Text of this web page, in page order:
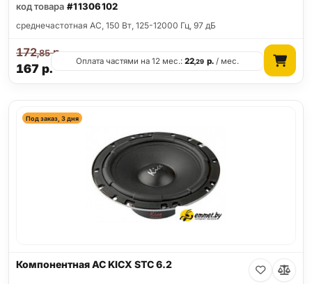
код товара #11306102
среднечастотная АС, 150 Вт, 125-12000 Гц, 97 дБ
167 р.
172,85р.
Оплата частями на 12 мес.:22,29 р./ мес.
Под заказ, 3 дня
Компонентная АС KICX STC 6.2